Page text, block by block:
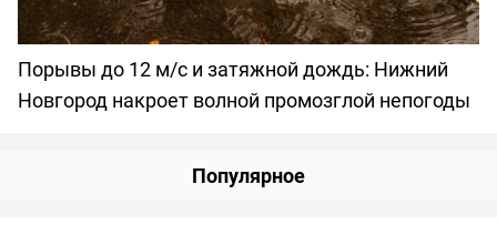
Порывы до 12 м/с и затяжной дождь: Нижний
Новгород накроет волной промозглой непогоды
Популярное